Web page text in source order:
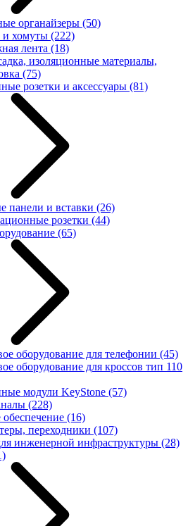
органайзеры (50)
хомуты (222)
лента (18)
изоляционные материалы,
(75)
розетки и аксессуары (81)
панели и вставки (26)
розетки (44)
(65)
оборудование для телефонии (45)
оборудование для кроссов тип 110
модули KeyStone (57)
(228)
(16)
переходники (107)
инженерной инфраструктуры (28)